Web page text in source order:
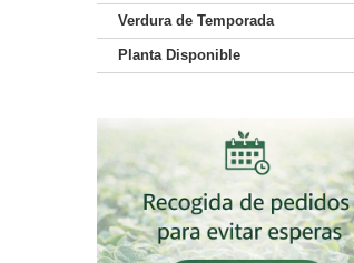
Verdura de Temporada
Planta Disponible